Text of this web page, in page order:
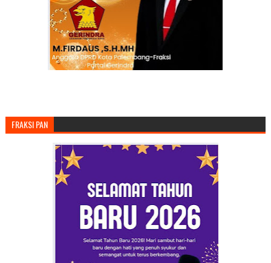
FRAKSI PAN